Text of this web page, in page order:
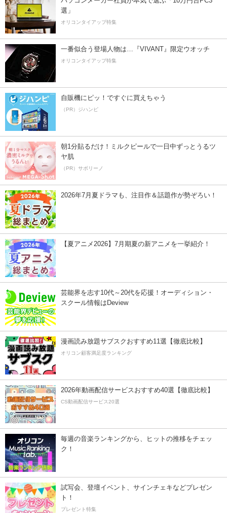
選」
オリコンタイアップ特集
一番似合う登場人物は…『VIVANT』限定ウオッチ
オリコンタイアップ特集
自販機にピッ！ですぐに買えちゃう
（PR）ジハンピ
朝1分貼るだけ！ミルクピールで一日中ずっとうるツ
ヤ肌
（PR）サボリーノ
2026年7月夏ドラマも、注目作＆話題作が勢ぞろい！
【夏アニメ2026】7月期夏の新アニメを一挙紹介！
芸能界を志す10代～20代を応援！オーディション・
スクール情報はDeview
漫画読み放題サブスクおすすめ11選【徹底比較】
オリコン顧客満足度ランキング
2026年動画配信サービスおすすめ40選【徹底比較】
CS動画配信サービス20選
毎週の音楽ランキングから、ヒットの推移をチェッ
ク！
試写会、登壇イベント、サインチェキなどプレゼン
ト！
プレゼント特集